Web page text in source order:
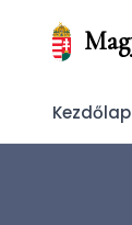
Kezdőlap